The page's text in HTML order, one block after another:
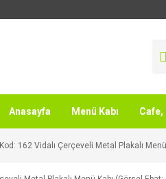
Anasayfa Menü Kabı Cafe,
Kod: 162 Vidalı Çerçeveli Metal Plakalı